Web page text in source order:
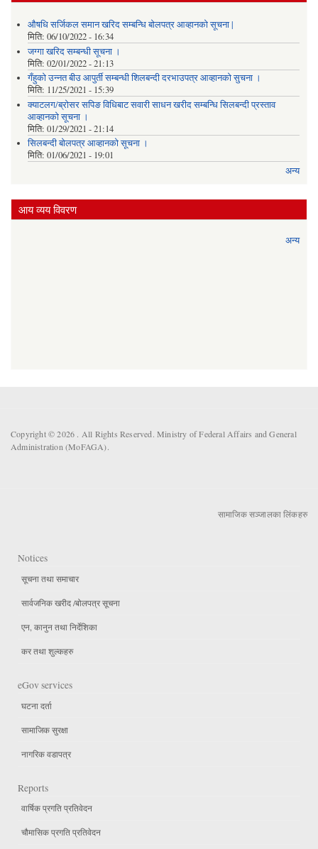
औषधि सर्जिकल समान खरिद सम्बन्धि बोलपत्र आव्हानको सूचना |
मिति: 06/10/2022 - 16:34
जग्गा खरिद सम्बन्धी सूचना ।
मिति: 02/01/2022 - 21:13
गँहुकाे उन्नत बीउ आपुर्ती सम्बन्धी शिलबन्दी दरभाउपत्र आव्हानकाे सुचना ।
मिति: 11/25/2021 - 15:39
क्याटलग/ब्रोसर सपिङ विधिबाट सवारी साधन खरीद सम्बन्धि सिलबन्दी प्रस्ताव
आव्हानको सूचना ।
मिति: 01/29/2021 - 21:14
सिलबन्दी बोलपत्र आव्हानको सूचना ।
मिति: 01/06/2021 - 19:01
अन्य
आय व्यय विवरण
अन्य
Copyright © 2026 . All Rights Reserved. Ministry of Federal Affairs and General
Administration (MoFAGA).
सामाजिक सञ्जालका लिंकहरु
Notices
सूचना तथा समाचार
सार्वजनिक खरीद /बोलपत्र सूचना
एन, कानुन तथा निर्देशिका
कर तथा शुल्कहरु
eGov services
घटना दर्ता
सामाजिक सुरक्षा
नागरिक वडापत्र
Reports
वार्षिक प्रगति प्रतिवेदन
चौमासिक प्रगति प्रतिवेदन